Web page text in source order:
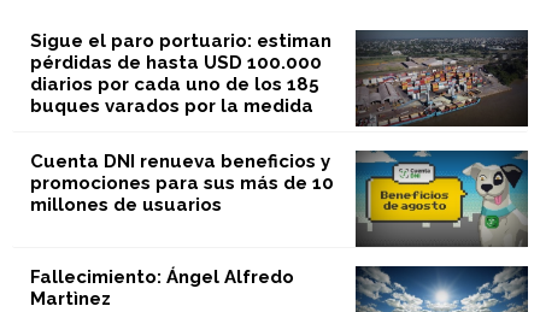
Sigue el paro portuario: estiman
pérdidas de hasta USD 100.000
diarios por cada uno de los 185
buques varados por la medida
Cuenta DNI renueva beneficios y
promociones para sus más de 10
millones de usuarios
Fallecimiento: Ángel Alfredo
Martìnez